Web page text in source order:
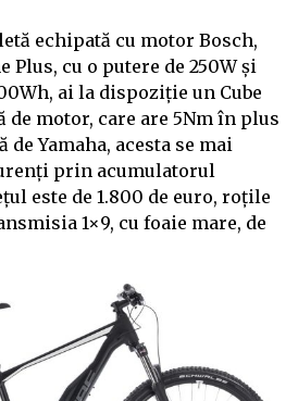
echipată cu motor Bosch,
Plus, cu o putere de 250W și
ai la dispoziție un Cube
de motor, care are 5Nm în plus
Yamaha, acesta se mai
prin acumulatorul
este de 1.800 de euro, roțile
1×9, cu foaie mare, de